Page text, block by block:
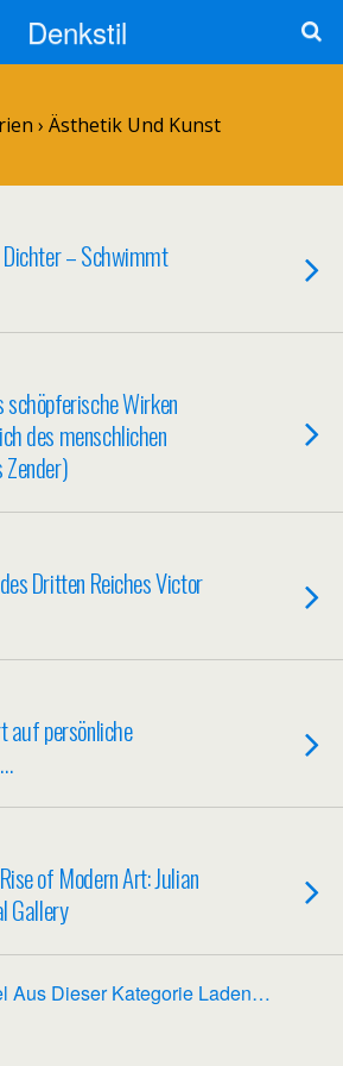
Denkstil
› Ästhetik Und Kunst
Dichter – Schwimmt
Wirken
des menschlichen
Dritten Reiches Victor
auf persönliche
of Modern Art: Julian
Gallery
Aus Dieser Kategorie Laden…